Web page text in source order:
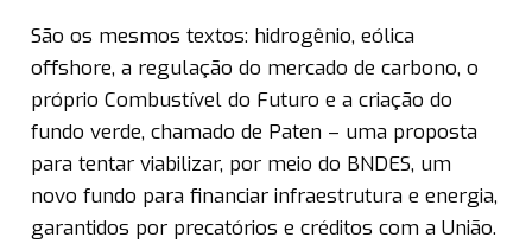
São os mesmos textos: hidrogênio, eólica
offshore, a regulação do mercado de carbono, o
próprio Combustível do Futuro e a criação do
fundo verde, chamado de Paten – uma proposta
para tentar viabilizar, por meio do BNDES, um
novo fundo para financiar infraestrutura e energia,
garantidos por precatórios e créditos com a União.